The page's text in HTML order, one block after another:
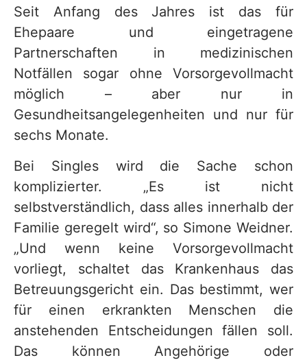
Seit Anfang des Jahres ist das für
Ehepaare und eingetragene
Partnerschaften in medizinischen
Notfällen sogar ohne Vorsorgevollmacht
möglich – aber nur in
Gesundheitsangelegenheiten und nur für
sechs Monate.
Bei Singles wird die Sache schon
komplizierter. „Es ist nicht
selbstverständlich, dass alles innerhalb der
Familie geregelt wird“, so Simone Weidner.
„Und wenn keine Vorsorgevollmacht
vorliegt, schaltet das Krankenhaus das
Betreuungsgericht ein. Das bestimmt, wer
für einen erkrankten Menschen die
anstehenden Entscheidungen fällen soll.
Das können Angehörige oder